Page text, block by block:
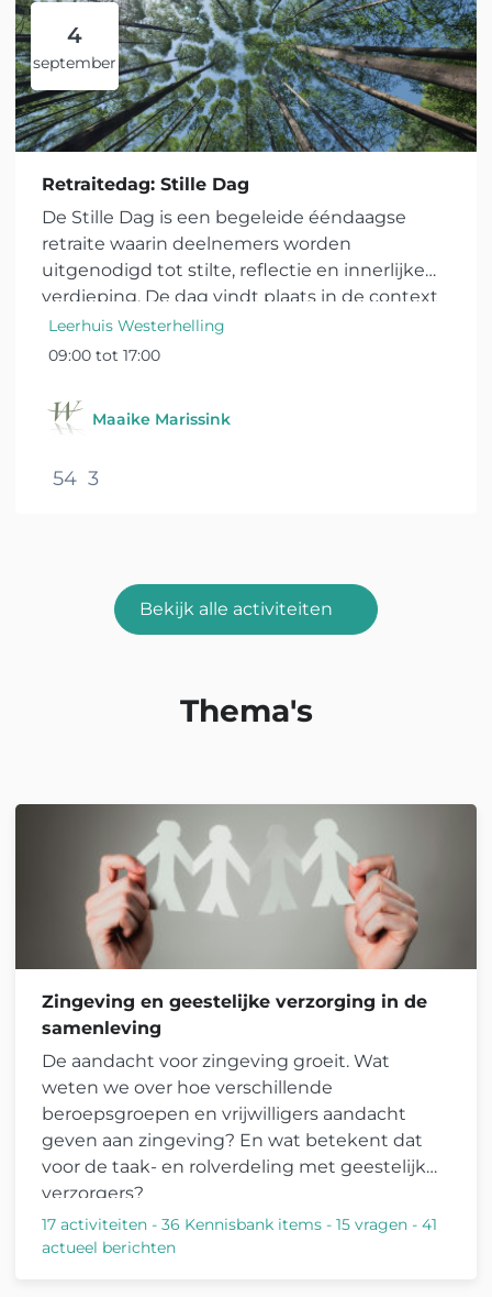
4
september
Retraitedag: Stille Dag
De Stille Dag is een begeleide ééndaagse
retraite waarin deelnemers worden
uitgenodigd tot stilte, reflectie en innerlijke
verdieping. De dag vindt plaats in de context
van het Leerhuis Westerhelling, een plek voor
vrijzinnige bezinning en...
Leerhuis Westerhelling
09:00 tot 17:00
Maaike Marissink
54 3
Bekijk alle activiteiten
Thema's
Zingeving en geestelijke verzorging in de
samenleving
De aandacht voor zingeving groeit. Wat
weten we over hoe verschillende
beroepsgroepen en vrijwilligers aandacht
geven aan zingeving? En wat betekent dat
voor de taak- en rolverdeling met geestelijk
verzorgers?
17 activiteiten - 36 Kennisbank items - 15 vragen - 41
actueel berichten